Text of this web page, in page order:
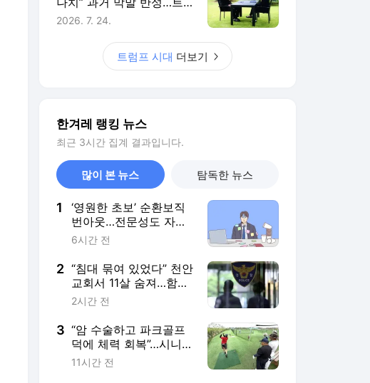
럼프 “잘했어!!!”
2026. 7. 24.
트럼프 시대 더보기
한겨레 랭킹 뉴스
최근 3시간 집계 결과입니다.
많이 본 뉴스 탐독한 뉴스
1
‘영원한 초보’ 순환보직
번아웃…전문성도 자신
감도 사라져요 [.txt]
6시간 전
2 “침대 묶여 있었다” 천안
교회서 11살 숨져…함께
지내던 신도들 수사
2시간 전
3 “암 수술하고 파크골프
덕에 체력 회복”…시니어
전신 운동으로 각광
11시간 전